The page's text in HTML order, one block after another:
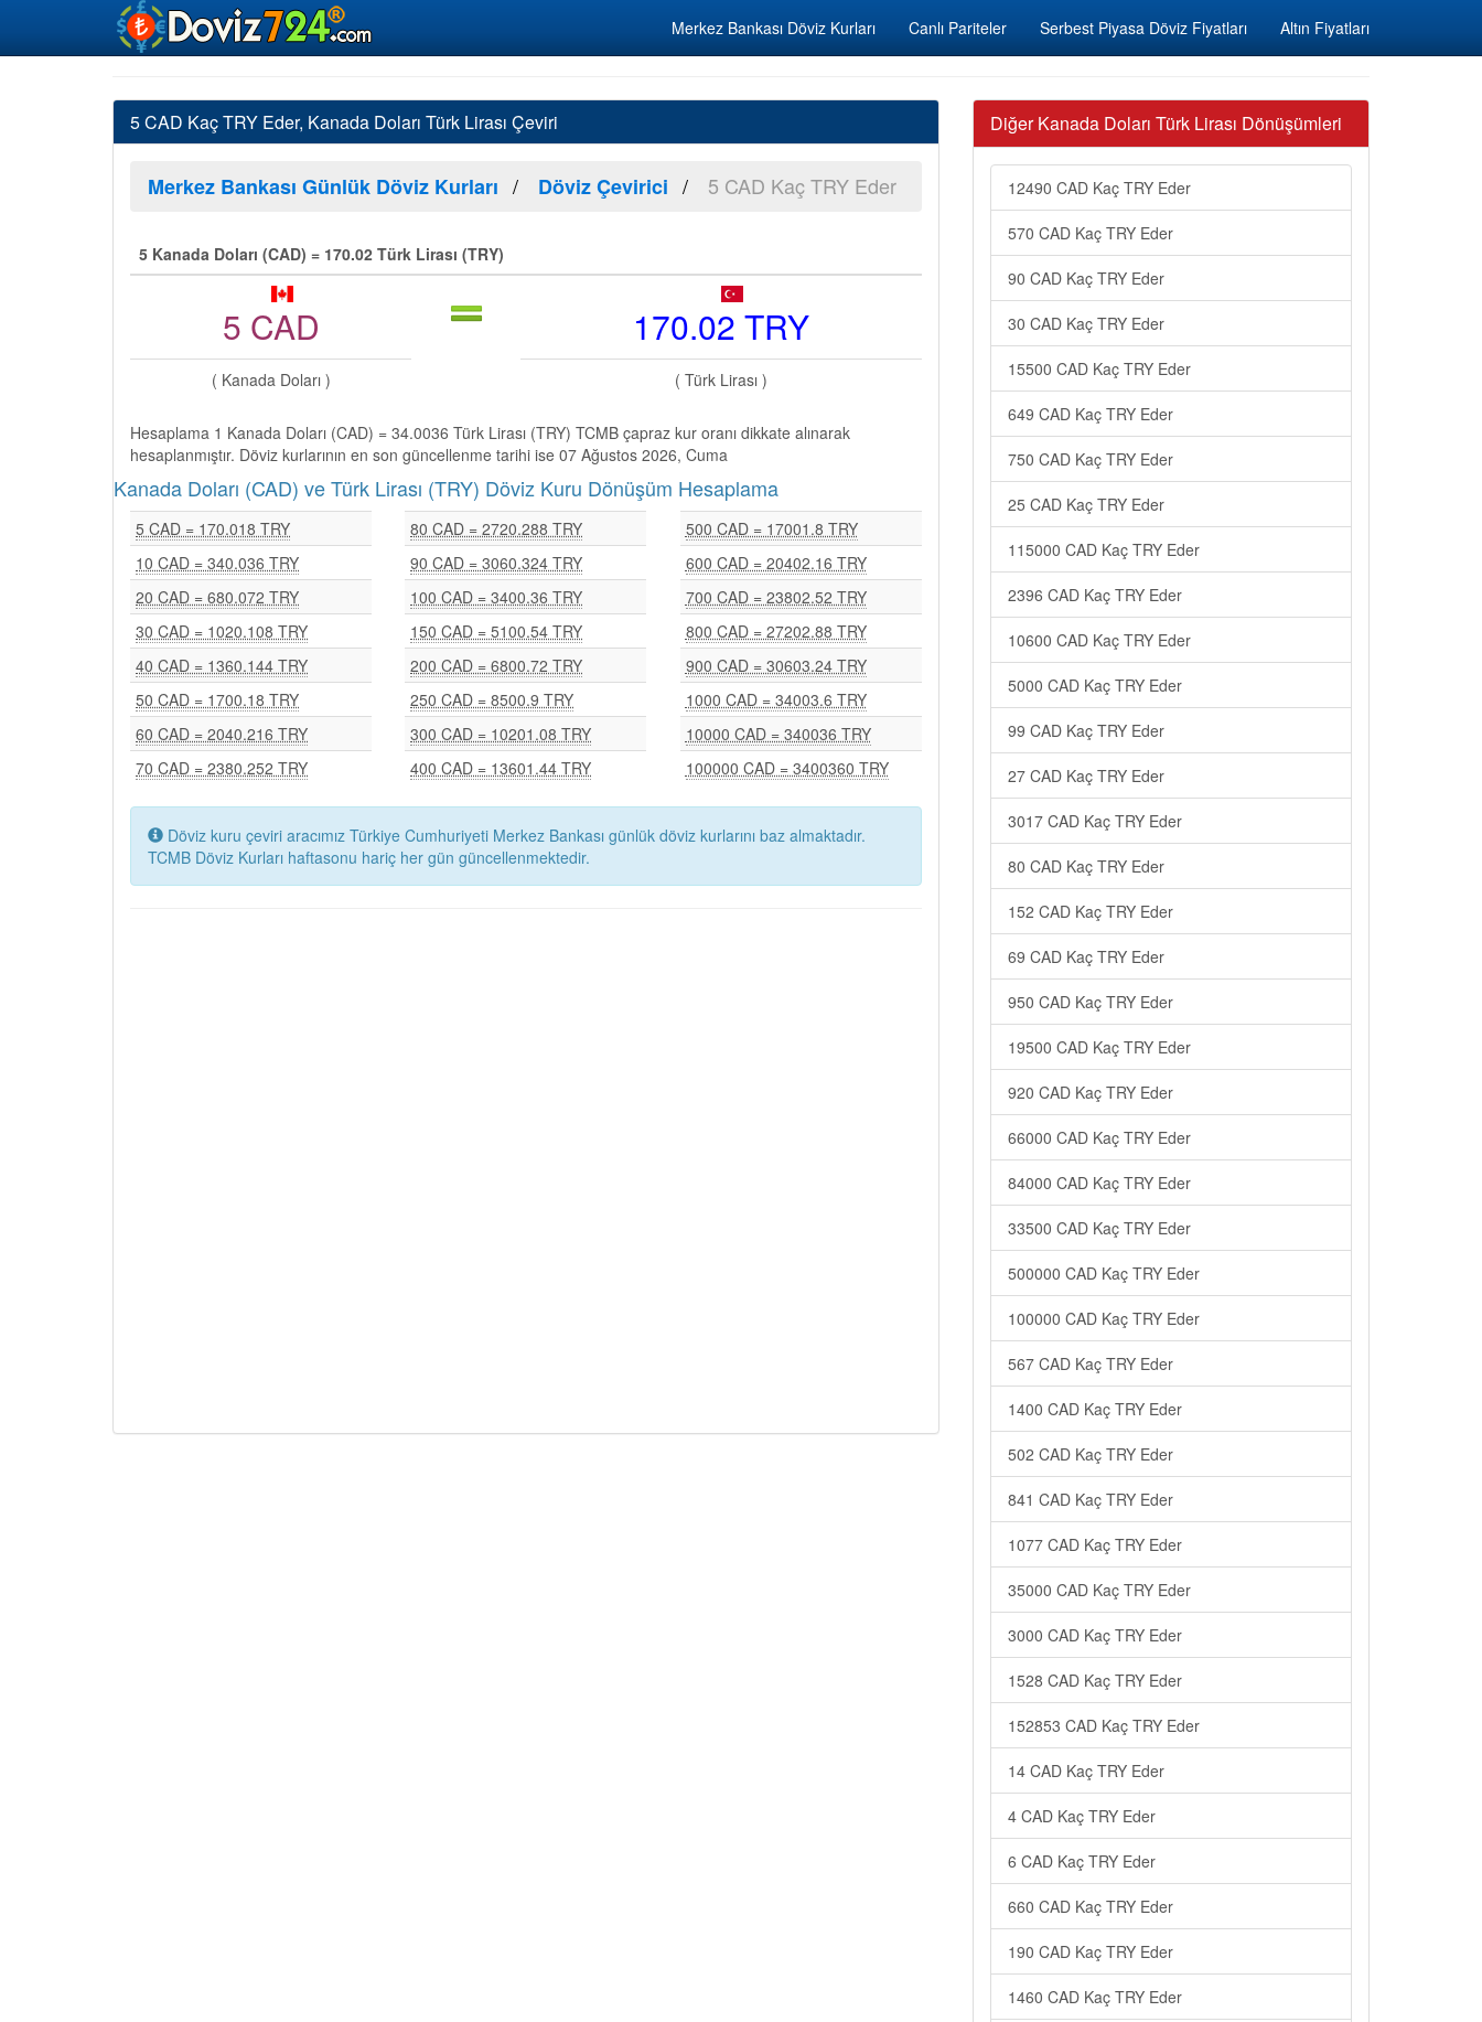
Merkez Bankası Döviz Kurları Canlı Pariteler Serbest Piyasa Döviz Fiyatları Altın Fiyatları
5 CAD Kaç TRY Eder, Kanada Doları Türk Lirası Çeviri
Merkez Bankası Günlük Döviz Kurları Döviz Çevirici 5 CAD Kaç TRY Eder
5 Kanada Doları (CAD) = 170.02 Türk Lirası (TRY)
5 CAD 170.02 TRY
( Kanada Doları ) ( Türk Lirası )
Hesaplama 1 Kanada Doları (CAD) = 34.0036 Türk Lirası (TRY) TCMB çapraz kur oranı dikkate alınarak
hesaplanmıştır. Döviz kurlarının en son güncellenme tarihi ise 07 Ağustos 2026, Cuma
Kanada Doları (CAD) ve Türk Lirası (TRY) Döviz Kuru Dönüşüm Hesaplama
5 CAD = 170.018 TRY
10 CAD = 340.036 TRY
20 CAD = 680.072 TRY
30 CAD = 1020.108 TRY
40 CAD = 1360.144 TRY
50 CAD = 1700.18 TRY
60 CAD = 2040.216 TRY
70 CAD = 2380.252 TRY
80 CAD = 2720.288 TRY
90 CAD = 3060.324 TRY
100 CAD = 3400.36 TRY
150 CAD = 5100.54 TRY
200 CAD = 6800.72 TRY
250 CAD = 8500.9 TRY
300 CAD = 10201.08 TRY
400 CAD = 13601.44 TRY
500 CAD = 17001.8 TRY
600 CAD = 20402.16 TRY
700 CAD = 23802.52 TRY
800 CAD = 27202.88 TRY
900 CAD = 30603.24 TRY
1000 CAD = 34003.6 TRY
10000 CAD = 340036 TRY
100000 CAD = 3400360 TRY
Döviz kuru çeviri aracımız Türkiye Cumhuriyeti Merkez Bankası günlük döviz kurlarını baz almaktadır.
TCMB Döviz Kurları haftasonu hariç her gün güncellenmektedir.
Diğer Kanada Doları Türk Lirası Dönüşümleri
12490 CAD Kaç TRY Eder
570 CAD Kaç TRY Eder
90 CAD Kaç TRY Eder
30 CAD Kaç TRY Eder
15500 CAD Kaç TRY Eder
649 CAD Kaç TRY Eder
750 CAD Kaç TRY Eder
25 CAD Kaç TRY Eder
115000 CAD Kaç TRY Eder
2396 CAD Kaç TRY Eder
10600 CAD Kaç TRY Eder
5000 CAD Kaç TRY Eder
99 CAD Kaç TRY Eder
27 CAD Kaç TRY Eder
3017 CAD Kaç TRY Eder
80 CAD Kaç TRY Eder
152 CAD Kaç TRY Eder
69 CAD Kaç TRY Eder
950 CAD Kaç TRY Eder
19500 CAD Kaç TRY Eder
920 CAD Kaç TRY Eder
66000 CAD Kaç TRY Eder
84000 CAD Kaç TRY Eder
33500 CAD Kaç TRY Eder
500000 CAD Kaç TRY Eder
100000 CAD Kaç TRY Eder
567 CAD Kaç TRY Eder
1400 CAD Kaç TRY Eder
502 CAD Kaç TRY Eder
841 CAD Kaç TRY Eder
1077 CAD Kaç TRY Eder
35000 CAD Kaç TRY Eder
3000 CAD Kaç TRY Eder
1528 CAD Kaç TRY Eder
152853 CAD Kaç TRY Eder
14 CAD Kaç TRY Eder
4 CAD Kaç TRY Eder
6 CAD Kaç TRY Eder
660 CAD Kaç TRY Eder
190 CAD Kaç TRY Eder
1460 CAD Kaç TRY Eder